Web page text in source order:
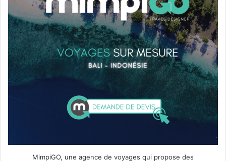
MimpiGO, une agence de voyages qui propose des